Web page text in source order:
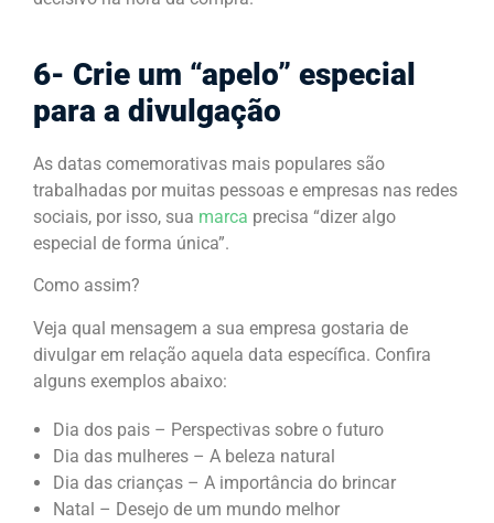
6- Crie um “apelo” especial
para a divulgação
As datas comemorativas mais populares são
trabalhadas por muitas pessoas e empresas nas redes
sociais, por isso, sua marca precisa “dizer algo
especial de forma única”.
Como assim?
Veja qual mensagem a sua empresa gostaria de
divulgar em relação aquela data específica. Confira
alguns exemplos abaixo:
Dia dos pais – Perspectivas sobre o futuro
Dia das mulheres – A beleza natural
Dia das crianças – A importância do brincar
Natal – Desejo de um mundo melhor